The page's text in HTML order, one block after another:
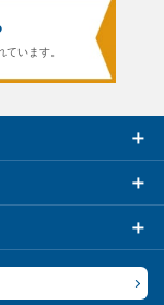
います。